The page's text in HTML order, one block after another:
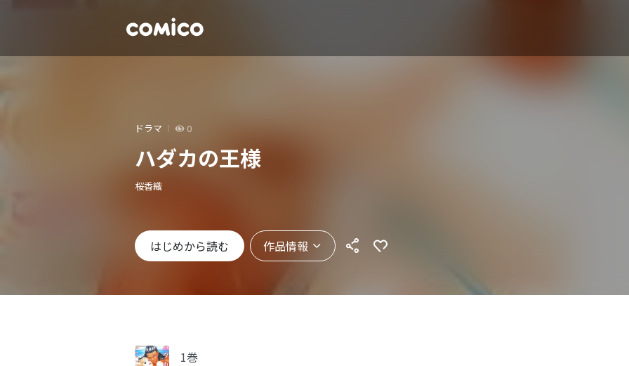
ドラマ 0
ハダカの王様
桜香織
はじめから読む 作品情報
1巻